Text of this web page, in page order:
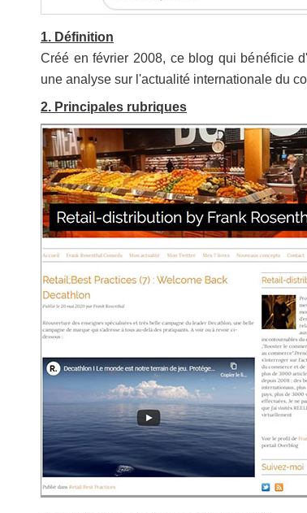
1. Définition
Créé en février 2008, ce blog qui bénéficie
une analyse sur l'actualité internationale du
2. Principales rubriques